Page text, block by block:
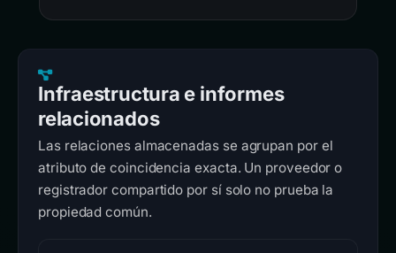
Infraestructura e informes
relacionados
Las relaciones almacenadas se agrupan por el
atributo de coincidencia exacta. Un proveedor o
registrador compartido por sí solo no prueba la
propiedad común.